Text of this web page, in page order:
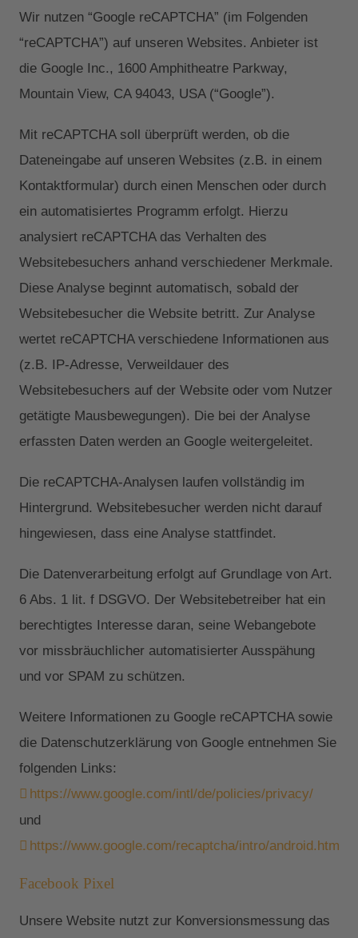
Wir nutzen “Google reCAPTCHA” (im Folgenden
“reCAPTCHA”) auf unseren Websites. Anbieter ist
die Google Inc., 1600 Amphitheatre Parkway,
Mountain View, CA 94043, USA (“Google”).
Mit reCAPTCHA soll überprüft werden, ob die
Dateneingabe auf unseren Websites (z.B. in einem
Kontaktformular) durch einen Menschen oder durch
ein automatisiertes Programm erfolgt. Hierzu
analysiert reCAPTCHA das Verhalten des
Websitebesuchers anhand verschiedener Merkmale.
Diese Analyse beginnt automatisch, sobald der
Websitebesucher die Website betritt. Zur Analyse
wertet reCAPTCHA verschiedene Informationen aus
(z.B. IP-Adresse, Verweildauer des
Websitebesuchers auf der Website oder vom Nutzer
getätigte Mausbewegungen). Die bei der Analyse
erfassten Daten werden an Google weitergeleitet.
Die reCAPTCHA-Analysen laufen vollständig im
Hintergrund. Websitebesucher werden nicht darauf
hingewiesen, dass eine Analyse stattfindet.
Die Datenverarbeitung erfolgt auf Grundlage von Art.
6 Abs. 1 lit. f DSGVO. Der Websitebetreiber hat ein
berechtigtes Interesse daran, seine Webangebote
vor missbräuchlicher automatisierter Ausspähung
und vor SPAM zu schützen.
Weitere Informationen zu Google reCAPTCHA sowie
die Datenschutzerklärung von Google entnehmen Sie
folgenden Links:
https://www.google.com/intl/de/policies/privacy/
und
https://www.google.com/recaptcha/intro/android.html
Facebook Pixel
Unsere Website nutzt zur Konversionsmessung das